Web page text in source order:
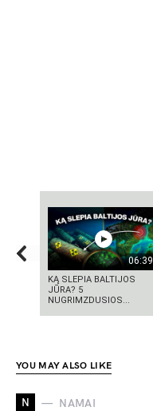
06:39
KĄ SLEPIA BALTIJOS
JŪRA? 5
NUGRIMZDUSIOS...
YOU MAY ALSO LIKE
N NAMAI